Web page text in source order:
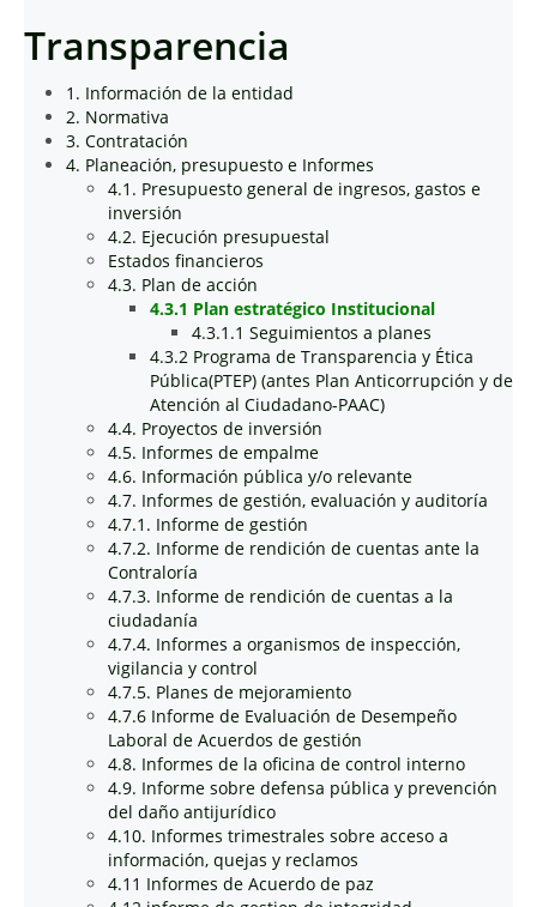
Transparencia
1. Información de la entidad
2. Normativa
3. Contratación
4. Planeación, presupuesto e Informes
4.1. Presupuesto general de ingresos, gastos e
inversión
4.2. Ejecución presupuestal
Estados financieros
4.3. Plan de acción
4.3.1 Plan estratégico Institucional
4.3.1.1 Seguimientos a planes
4.3.2 Programa de Transparencia y Ética
Pública(PTEP) (antes Plan Anticorrupción y de
Atención al Ciudadano-PAAC)
4.4. Proyectos de inversión
4.5. Informes de empalme
4.6. Información pública y/o relevante
4.7. Informes de gestión, evaluación y auditoría
4.7.1. Informe de gestión
4.7.2. Informe de rendición de cuentas ante la
Contraloría
4.7.3. Informe de rendición de cuentas a la
ciudadanía
4.7.4. Informes a organismos de inspección,
vigilancia y control
4.7.5. Planes de mejoramiento
4.7.6 Informe de Evaluación de Desempeño
Laboral de Acuerdos de gestión
4.8. Informes de la oficina de control interno
4.9. Informe sobre defensa pública y prevención
del daño antijurídico
4.10. Informes trimestrales sobre acceso a
información, quejas y reclamos
4.11 Informes de Acuerdo de paz